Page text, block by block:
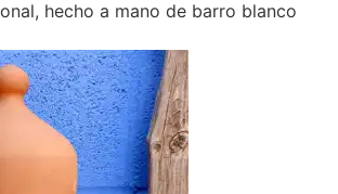
hecho a mano de barro blanco